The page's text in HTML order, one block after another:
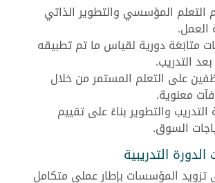
المؤسسي والتطوير الذاتي
متابَعَة دورية لقياس ما تم تطبيقه
التدريب.
على التعلم المستمر من خلال
معنوية.
والتطوير بناءً على تقييم
السوق.
التدريبية
المؤسسات بإطار عملي متكامل